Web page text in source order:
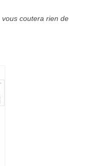
coutera rien de